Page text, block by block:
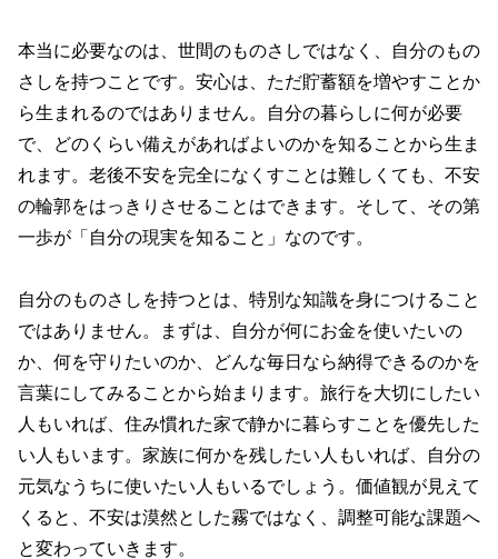
本当に必要なのは、世間のものさしではなく、自分のもの
さしを持つことです。安心は、ただ貯蓄額を増やすことか
ら生まれるのではありません。自分の暮らしに何が必要
で、どのくらい備えがあればよいのかを知ることから生ま
れます。老後不安を完全になくすことは難しくても、不安
の輪郭をはっきりさせることはできます。そして、その第
一歩が「自分の現実を知ること」なのです。
自分のものさしを持つとは、特別な知識を身につけること
ではありません。まずは、自分が何にお金を使いたいの
か、何を守りたいのか、どんな毎日なら納得できるのかを
言葉にしてみることから始まります。旅行を大切にしたい
人もいれば、住み慣れた家で静かに暮らすことを優先した
い人もいます。家族に何かを残したい人もいれば、自分の
元気なうちに使いたい人もいるでしょう。価値観が見えて
くると、不安は漠然とした霧ではなく、調整可能な課題へ
と変わっていきます。